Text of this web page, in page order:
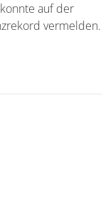
auf der
vermelden.